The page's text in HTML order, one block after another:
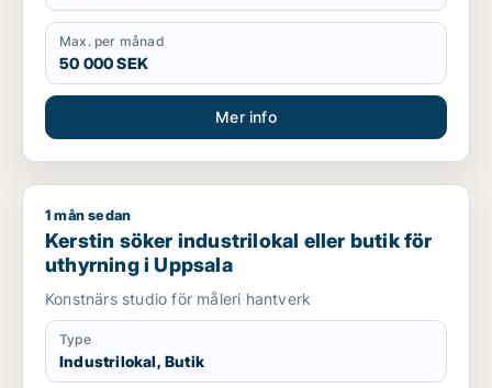
Max. per månad
50 000 SEK
Mer info
Kerstin söker industrilokal eller butik för uthyrning i Uppsala
1 mån sedan
Kerstin söker industrilokal eller butik för
uthyrning i Uppsala
Konstnärs studio för måleri hantverk
Type
Industrilokal, Butik